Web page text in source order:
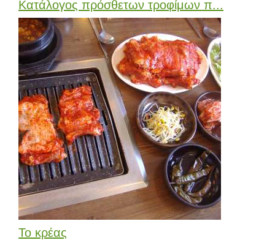
Κατάλογος πρόσθετων τροφίμων π...
Το κρέας